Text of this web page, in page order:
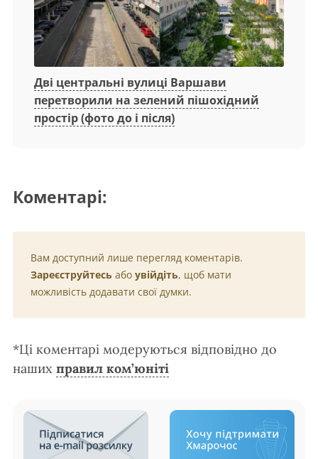
Дві центральні вулиці Варшави
перетворили на зелений пішохідний
простір (фото до і після)
Коментарі:
Вам доступний лише перегляд коментарів.
Зареєструйтесь або увійдіть, щоб мати
можливість додавати свої думки.
*Ці коментарі модеруються відповідно до
наших правил ком’юніті